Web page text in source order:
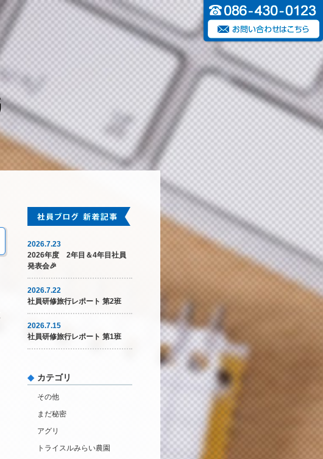
2026.7.23
2026年度 2年目＆4年目社員
発表会🎉
2026.7.22
社員研修旅行レポート 第2班
2026.7.15
社員研修旅行レポート 第1班
カテゴリ
その他
まだ秘密
アグリ
トライスルみらい農園